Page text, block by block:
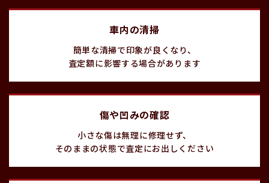
車内の清掃
簡単な清掃で印象が良くなり、
査定額に影響する場合があります
傷や凹みの確認
小さな傷は無理に修理せず、
そのままの状態で査定にお出しください